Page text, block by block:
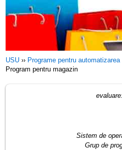
USU ›› Programe pentru
Program pentru magazin
evaluare:
Sistem de
Grup de